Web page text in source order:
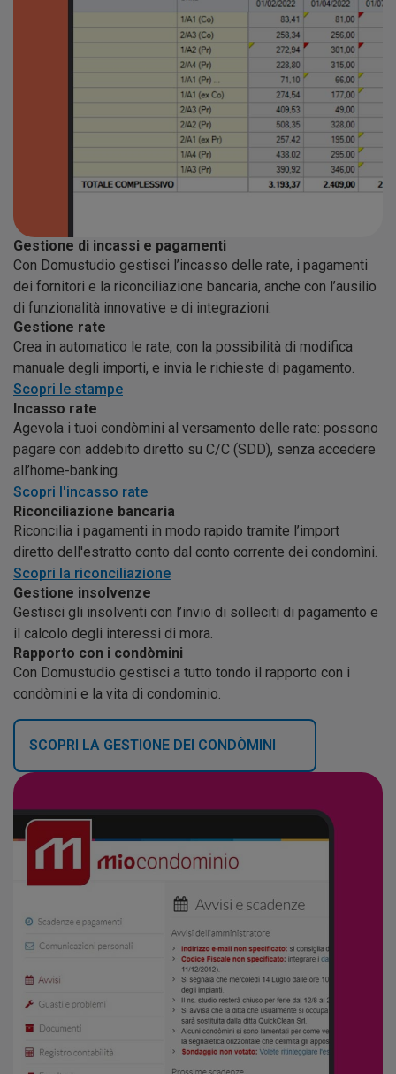
Gestione di incassi e pagamenti
Con Domustudio gestisci l’incasso delle rate, i pagamenti
dei fornitori e la riconciliazione bancaria, anche con l’ausilio
di funzionalità innovative e di integrazioni.
Gestione rate
Crea in automatico le rate, con la possibilità di modifica
manuale degli importi, e invia le richieste di pagamento.
Scopri le stampe
Incasso rate
Agevola i tuoi condòmini al versamento delle rate: possono
pagare con addebito diretto su C/C (SDD), senza accedere
all’home-banking.
Scopri l'incasso rate
Riconciliazione bancaria
Riconcilia i pagamenti in modo rapido tramite l’import
diretto dell'estratto conto dal conto corrente dei condomìni.
Scopri la riconciliazione
Gestione insolvenze
Gestisci gli insolventi con l’invio di solleciti di pagamento e
il calcolo degli interessi di mora.
Rapporto con i condòmini
Con Domustudio gestisci a tutto tondo il rapporto con i
condòmini e la vita di condominio.
SCOPRI LA GESTIONE DEI CONDÒMINI